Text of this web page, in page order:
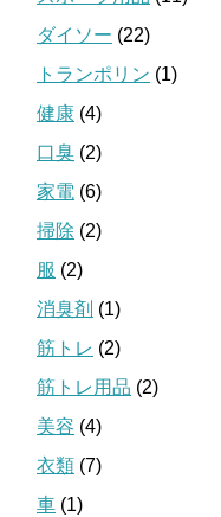
ダイソー (22)
トランポリン (1)
健康 (4)
口臭 (2)
家電 (6)
掃除 (2)
服 (2)
消臭剤 (1)
筋トレ (2)
筋トレ用品 (2)
美容 (4)
衣類 (7)
車 (1)